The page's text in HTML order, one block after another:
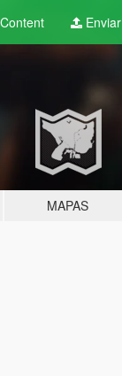
Content Enviar
MAPAS